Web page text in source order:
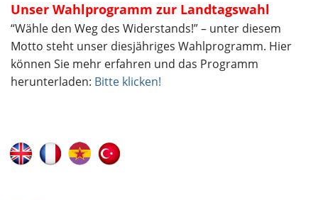
Unser Wahlprogramm zur Landtagswahl
“Wähle den Weg des Widerstands!” – unter diesem
Motto steht unser diesjähriges Wahlprogramm. Hier
können Sie mehr erfahren und das Programm
herunterladen: Bitte klicken!